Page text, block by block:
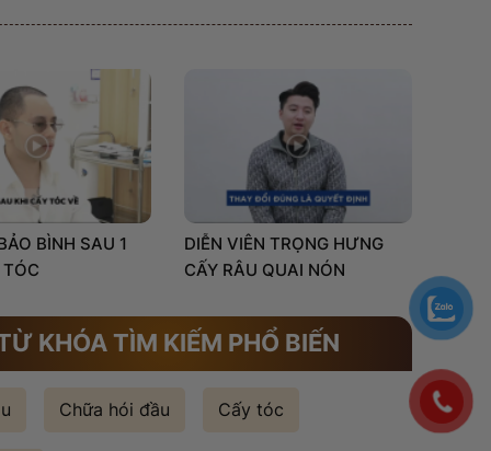
BÌNH SAU 1
DIỄN VIÊN TRỌNG HƯNG
CẤY RÂU QUAI NÓN
KHÓA TÌM KIẾM PHỔ BIẾN
Chữa hói đầu Cấy tóc